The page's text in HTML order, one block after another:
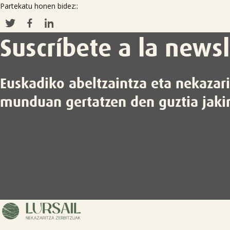
Partekatu honen bidez::
Suscríbete a la
Euskadiko abeltzaintza eta
munduan gertatzen den guztia